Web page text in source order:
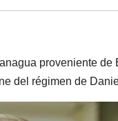
proveniente
del régimen de